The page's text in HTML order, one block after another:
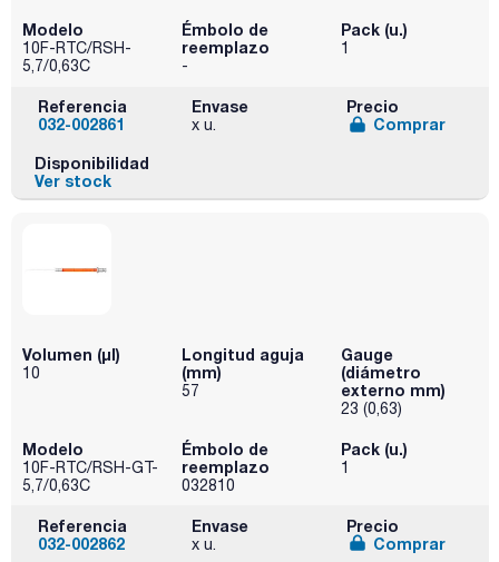
Modelo
10F-RTC/RSH-
5,7/0,63C
Émbolo de
reemplazo
-
Pack (u.)
1
Referencia
032-002861
Envase
x u.
Precio
Comprar
Disponibilidad
Ver stock
Volumen (µl)
10
Longitud aguja
(mm)
57
Gauge
(diámetro
externo mm)
23 (0,63)
Modelo
10F-RTC/RSH-GT-
5,7/0,63C
Émbolo de
reemplazo
032810
Pack (u.)
1
Referencia
032-002862
Envase
x u.
Precio
Comprar